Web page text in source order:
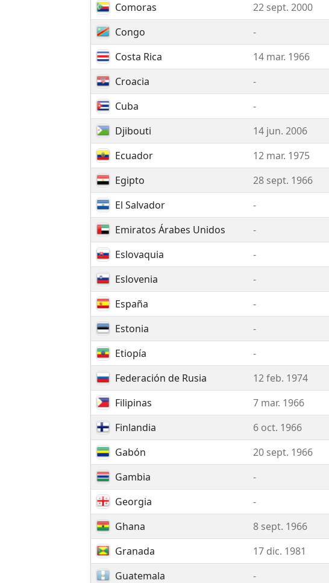
Comoras
22 sept. 2000
Congo
-
Costa Rica
14 mar. 1966
Croacia
-
Cuba
-
Djibouti
14 jun. 2006
Ecuador
12 mar. 1975
Egipto
28 sept. 1966
El Salvador
-
Emiratos Árabes Unidos
-
Eslovaquia
-
Eslovenia
-
España
-
Estonia
-
Etiopía
-
Federación de Rusia
12 feb. 1974
Filipinas
7 mar. 1966
Finlandia
6 oct. 1966
Gabón
20 sept. 1966
Gambia
-
Georgia
-
Ghana
8 sept. 1966
Granada
17 dic. 1981
Guatemala
-